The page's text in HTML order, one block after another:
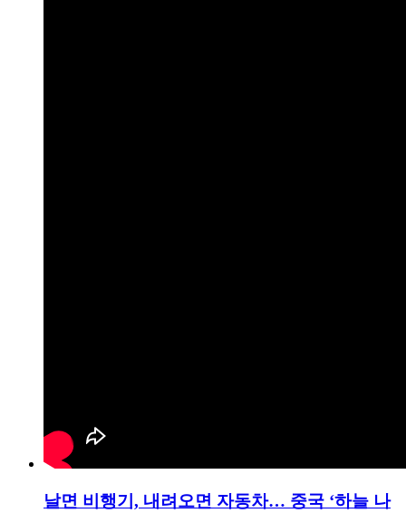
날면 비행기, 내려오면 자동차… 중국 ‘하늘 나